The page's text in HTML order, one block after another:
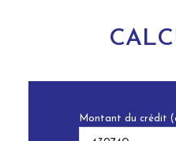
Montant du crédit